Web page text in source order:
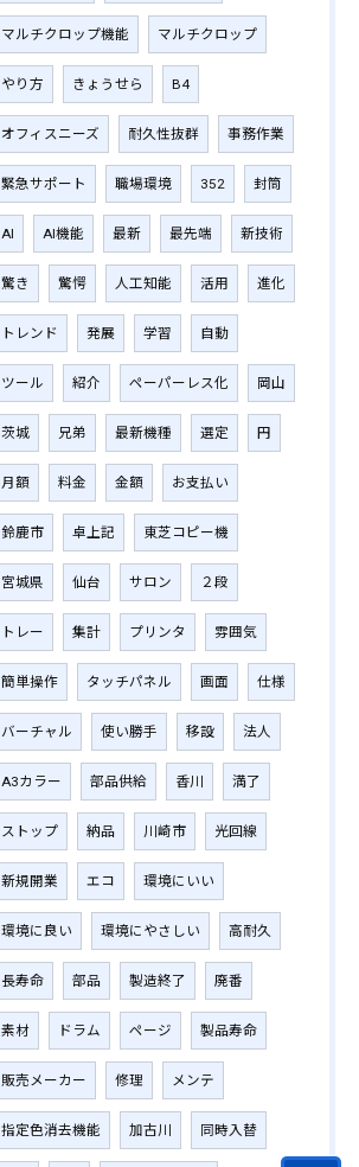
マルチクロップ機能 マルチクロップ
やり方 きょうせら B4
オフィスニーズ 耐久性抜群 事務作業
緊急サポート 職場環境 352 封筒
AI AI機能 最新 最先端 新技術
驚き 驚愕 人工知能 活用 進化
トレンド 発展 学習 自動
ツール 紹介 ペーパーレス化 岡山
茨城 兄弟 最新機種 選定 円
月額 料金 金額 お支払い
鈴鹿市 卓上記 東芝コピー機
宮城県 仙台 サロン ２段
トレー 集計 プリンタ 雰囲気
簡単操作 タッチパネル 画面 仕様
バーチャル 使い勝手 移設 法人
A3カラー 部品供給 香川 満了
ストップ 納品 川崎市 光回線
新規開業 エコ 環境にいい
環境に良い 環境にやさしい 高耐久
長寿命 部品 製造終了 廃番
素材 ドラム ページ 製品寿命
販売メーカー 修理 メンテ
指定色消去機能 加古川 同時入替